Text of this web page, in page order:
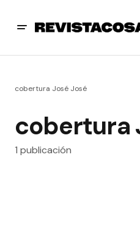
cobertura José José
cobertura
1 publicación